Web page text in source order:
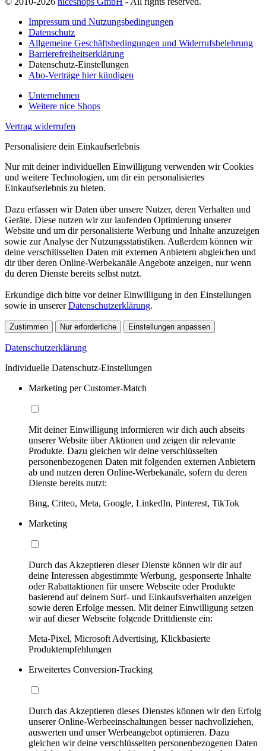
Impressum und Nutzungsbedingungen
Datenschutz
Allgemeine Geschäftsbedingungen und Widerrufsbelehrung
Barrierefreiheitserklärung
Datenschutz-Einstellungen
Abo-Verträge hier kündigen
Unternehmen
Weitere nice Shops
Vertrag widerrufen
Personalisiere dein Einkaufserlebnis
Nur mit deiner individuellen Einwilligung verwenden wir Cookies
und weitere Technologien, um dir ein personalisiertes
Einkaufserlebnis zu bieten.
Dazu erfassen wir Daten über unsere Nutzer, deren Verhalten und
Geräte. Diese nutzen wir zur laufenden Optimierung unserer
Website und um dir personalisierte Werbung und Inhalte anzuzeigen
sowie zur Analyse der Nutzungsstatistiken. Außerdem können wir
deine verschlüsselten Daten mit externen Anbietern abgleichen und
dir über deren Online-Werbekanäle Angebote anzeigen, nur wenn
du deren Dienste bereits selbst nutzt.
Erkundige dich bitte vor deiner Einwilligung in den Einstellungen
sowie in unsererDatenschutzerklärung.
Zustimmen Nur erforderliche Einstellungen anpassen
Datenschutzerklärung
Individuelle Datenschutz-Einstellungen
Marketing per Customer-Match
Mit deiner Einwilligung informieren wir dich auch abseits
unserer Website über Aktionen und zeigen dir relevante
Produkte. Dazu gleichen wir deine verschlüsselten
personenbezogenen Daten mit folgenden externen Anbietern
ab und nutzen deren Online-Werbekanäle, sofern du deren
Dienste bereits nutzt:
Bing, Criteo, Meta, Google, LinkedIn, Pinterest, TikTok
Marketing
Durch das Akzeptieren dieser Dienste können wir dir auf
deine Interessen abgestimmte Werbung, gesponserte Inhalte
oder Rabattaktionen für unsere Webseite oder Produkte
basierend auf deinem Surf- und Einkaufsverhalten anzeigen
sowie deren Erfolge messen. Mit deiner Einwilligung setzen
wir auf dieser Webseite folgende Drittdienste ein:
Meta-Pixel, Microsoft Advertising, Klickbasierte
Produktempfehlungen
Erweitertes Conversion-Tracking
Durch das Akzeptieren dieses Dienstes können wir den Erfolg
unserer Online-Werbeeinschaltungen besser nachvollziehen,
auswerten und unser Werbeangebot optimieren. Dazu
gleichen wir deine verschlüsselten personenbezogenen Daten